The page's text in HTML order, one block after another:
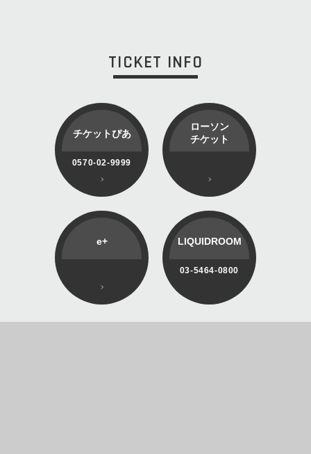
TICKET INFO
チケットぴあ
0570-02-9999
ローソン
チケット
e+ LIQUIDROOM
03-5464-0800